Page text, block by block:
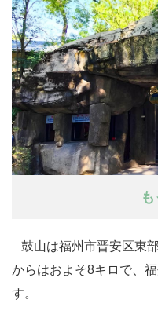
鼓山は福州市晋安区東
からはおよそ8キロで、
す。